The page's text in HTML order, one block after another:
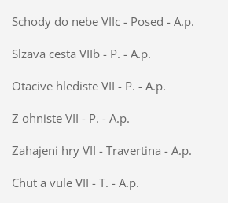
Schody do nebe VIIc - Posed - A.p.
Slzava cesta VIIb - P. - A.p.
Otacive hlediste VII - P. - A.p.
Z ohniste VII - P. - A.p.
Zahajeni hry VII - Travertina - A.p.
Chut a vule VII - T. - A.p.